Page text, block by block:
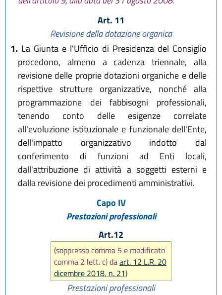
Art. 11
Revisione della dotazione organica
1. La Giunta e l'Ufficio di Presidenza del Consiglio
procedono, almeno a cadenza triennale, alla
revisione delle proprie dotazioni organiche e delle
rispettive strutture organizzative, nonché alla
programmazione dei fabbisogni professionali,
tenendo conto delle esigenze correlate
all'evoluzione istituzionale e funzionale dell'Ente,
dell'impatto organizzativo indotto dal
conferimento di funzioni ad Enti locali,
dall'attribuzione di attività a soggetti esterni e
dalla revisione dei procedimenti amministrativi.
Capo IV
Prestazioni professionali
Art.12
(soppresso comma 5 e modificato
comma 2 lett. c) daart. 12 L.R. 20
dicembre 2018, n. 21)
Prestazioni professionali